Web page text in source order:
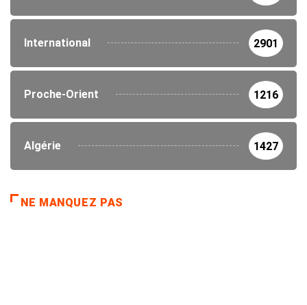
International 2901
Proche-Orient 1216
Algérie 1427
NE MANQUEZ PAS